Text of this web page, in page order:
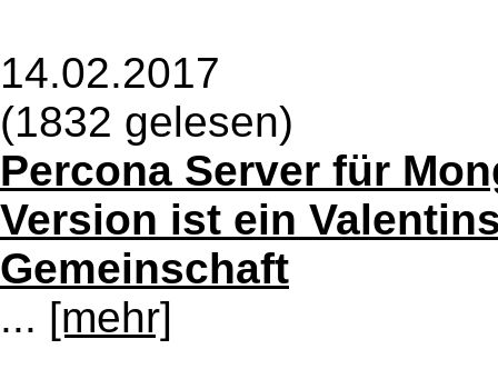
14.02.2017
(1832 gelesen)
Percona Server für
Version ist ein
Gemeinschaft
... [mehr]